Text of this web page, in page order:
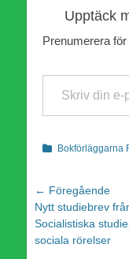
Upptäck
Prenumerera
Skriv din e-post …
Kategorier
Bokförläggarna
← Föregående
Föregående
inlägg:
Nytt studiebrev
Socialistiska
sociala rörelser